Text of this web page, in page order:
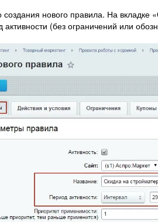
создания нового правила. На
активности (без ограничений или